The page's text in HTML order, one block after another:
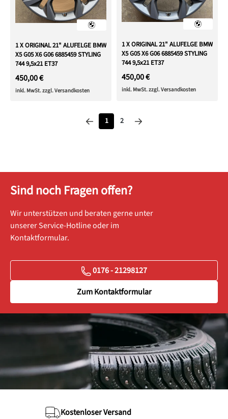
1 X ORIGINAL 21" ALUFELGE BMW
X5 G05 X6 G06 6885459 STYLING
744 9,5x21 ET37
450,00 €
inkl. MwSt. zzgl. Versandkosten
1 X ORIGINAL 21" ALUFELGE BMW
X5 G05 X6 G06 6885459 STYLING
744 9,5x21 ET37
450,00 €
inkl. MwSt. zzgl. Versandkosten
Seite
1 Seite
2
Sind noch Fragen offen?
Wir unterstützen und beraten gerne unter
unserer Service-Hotline oder im
Kontaktformular.
0176 - 21298127
Zum Kontaktformular
Kostenloser Versand